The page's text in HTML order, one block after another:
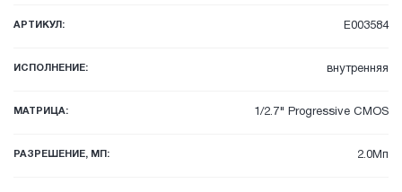
АРТИКУЛ: E003584
ИСПОЛНЕНИЕ: внутренняя
МАТРИЦА: 1/2.7" Progressive CMOS
РАЗРЕШЕНИЕ, МП: 2.0Мп